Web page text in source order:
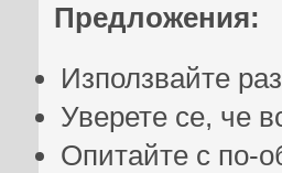
Предложения:
Използвайте
Уверете се, че
Опитайте с по-